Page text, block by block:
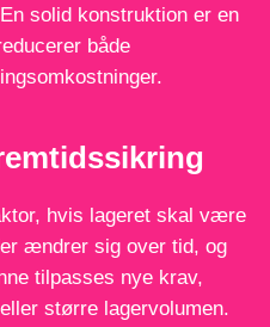
solid konstruktion er en
både
hvis lageret skal være
ændrer sig over tid, og
tilpasses nye krav,
større lagervolumen.